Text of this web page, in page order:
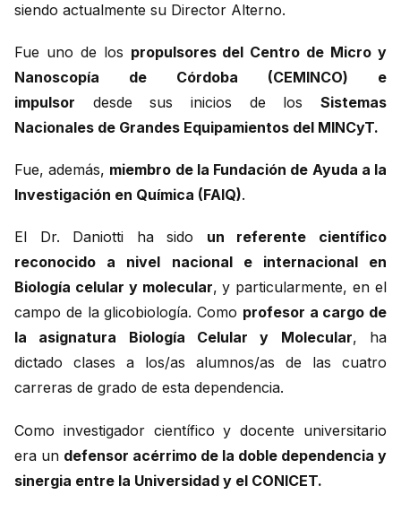
siendo actualmente su Director Alterno.
Fue uno de los propulsores del Centro de Micro y
Nanoscopía de Córdoba (CEMINCO) e
impulsor desde sus inicios de los Sistemas
Nacionales de Grandes Equipamientos del MINCyT.
Fue, además, miembro de la Fundación de Ayuda a la
Investigación en Química (FAIQ).
El Dr. Daniotti ha sido un referente científico
reconocido a nivel nacional e internacional en
Biología celular y molecular, y particularmente, en el
campo de la glicobiología. Como profesor a cargo de
la asignatura Biología Celular y Molecular, ha
dictado clases a los/as alumnos/as de las cuatro
carreras de grado de esta dependencia.
Como investigador científico y docente universitario
era un defensor acérrimo de la doble dependencia y
sinergia entre la Universidad y el CONICET.